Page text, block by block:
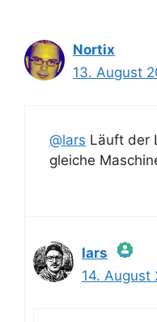
Nortix
13. August
@lars Läuft der
gleiche
lars
Das
14. August